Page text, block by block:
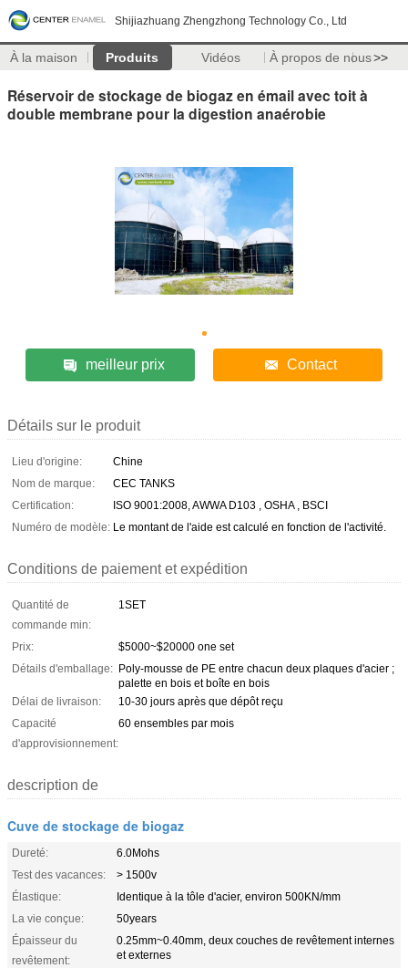
Shijiazhuang Zhengzhong Technology Co., Ltd
À la maison Produits Vidéos À propos de nous>>
Réservoir de stockage de biogaz en émail avec toit à
double membrane pour la digestion anaérobie
meilleur prix Contact
Détails sur le produit
Lieu d'origine:
Chine
Nom de marque:
CEC TANKS
Certification:
ISO 9001:2008, AWWA D103 , OSHA , BSCI
Numéro de modèle: Le montant de l'aide est calculé en fonction de l'activité.
Conditions de paiement et expédition
Quantité de
commande min:
1SET
Prix:
$5000~$20000 one set
Détails d'emballage: Poly-mousse de PE entre chacun deux plaques d'acier ;
palette en bois et boîte en bois
Délai de livraison:
10-30 jours après que dépôt reçu
Capacité
d'approvisionnement:
60 ensembles par mois
description de
Cuve de stockage de biogaz
Dureté:
6.0Mohs
Test des vacances:
> 1500v
Élastique:
Identique à la tôle d'acier, environ 500KN/mm
La vie conçue:
50years
Épaisseur du
revêtement:
0.25mm~0.40mm, deux couches de revêtement internes
et externes